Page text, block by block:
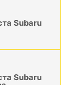
Subaru
Subaru